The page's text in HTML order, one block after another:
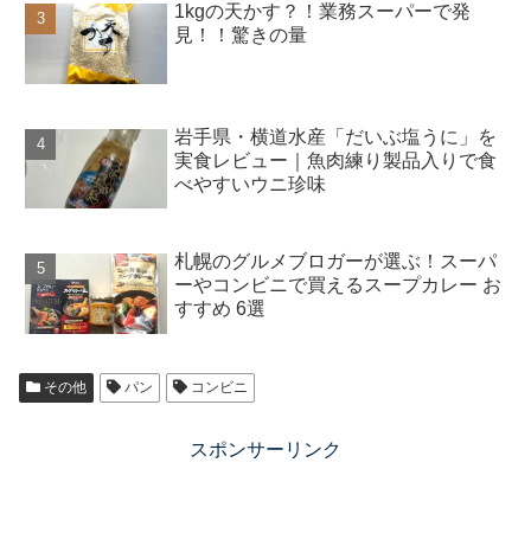
1kgの天かす？！業務スーパーで発
見！！驚きの量
岩手県・横道水産「だいぶ塩うに」を
実食レビュー｜魚肉練り製品入りで食
べやすいウニ珍味
札幌のグルメブロガーが選ぶ！スーパ
ーやコンビニで買えるスープカレー お
すすめ 6選
その他 パン コンビニ
スポンサーリンク